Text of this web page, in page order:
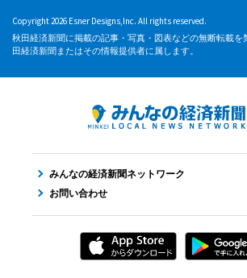
Copyright 2026 Esner Designs,Inc. All rights reserved.
秋田経済新聞に掲載の記事・写真・図表などの無断転載を
田経済新聞またはその情報提供者に属します。
みんなの経済新聞ネットワーク
お問い合わせ